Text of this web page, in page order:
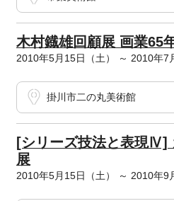
木村鐡雄回顧展 画業65
2010年5月15日（土） ～ 2010年7
掛川市二の丸美術館
[シリーズ技法と表現Ⅳ]
展
2010年5月15日（土） ～ 2010年9